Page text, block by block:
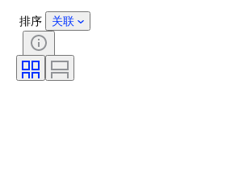
技术
版
出售者
时代
排序 关联